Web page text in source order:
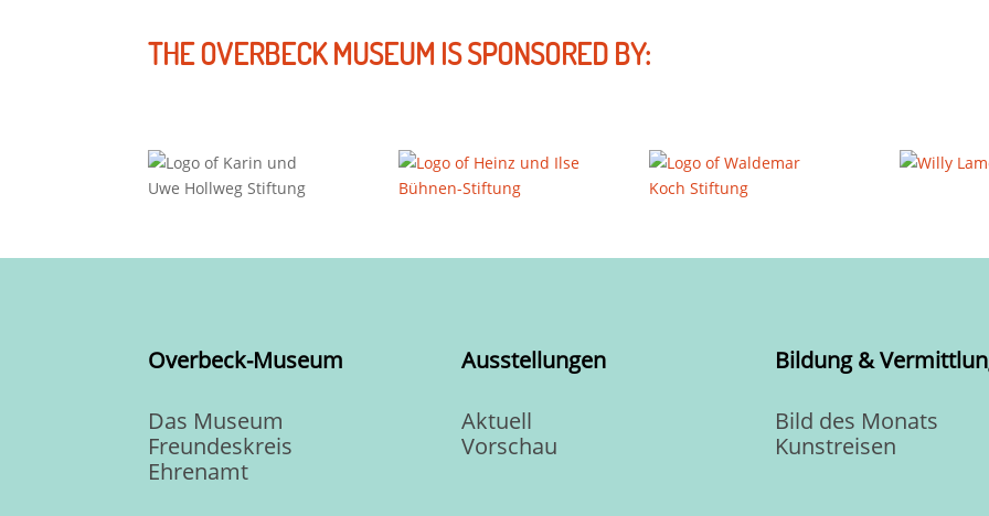
THE OVERBECK MUSEUM IS SPONSORED BY:
Overbeck-Museum
Das Museum
Freundeskreis
Ehrenamt
Ausstellungen
Aktuell
Vorschau
Bildung &
Bild des Monats
Kunstreisen